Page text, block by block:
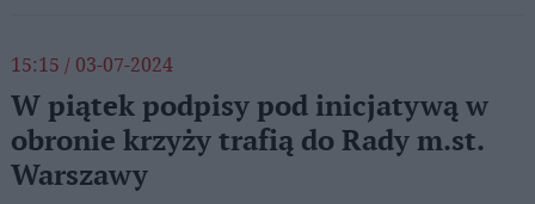
15:15 / 03-07-2024
W piątek podpisy pod inicjatywą w
obronie krzyży trafią do Rady m.st.
Warszawy